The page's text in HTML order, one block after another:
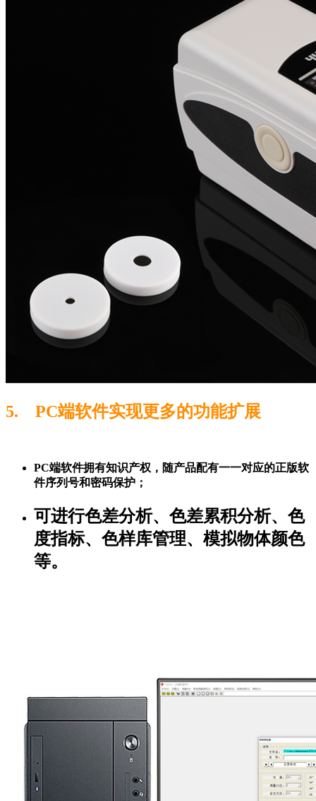
5. PC端软件实现更多的功能扩展
PC端软件拥有知识产权，随产品配有一一对应的正版软
件序列号和密码保护；
可进行色差分析、色差累积分析、色
度指标、色样库管理、模拟物体颜色
等。